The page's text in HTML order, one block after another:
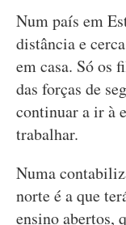
Num país em
distância e
em casa. Só os
das forças de
continuar a ir à
trabalhar.
Numa
norte é a que
ensino abertos,